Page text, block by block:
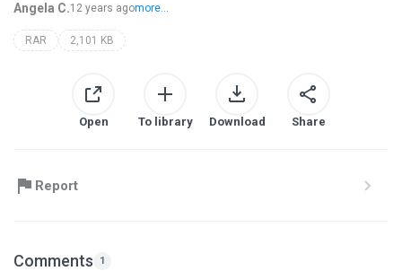
Angela C.12 years agomore...
RAR 2,101 KB
Open To library Download Share
Report
Comments 1